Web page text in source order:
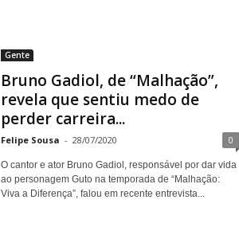
Gente
Bruno Gadiol, de “Malhação”,
revela que sentiu medo de
perder carreira...
Felipe Sousa - 28/07/2020 0
O cantor e ator Bruno Gadiol, responsável por dar vida
ao personagem Guto na temporada de “Malhação:
Viva a Diferença”, falou em recente entrevista...